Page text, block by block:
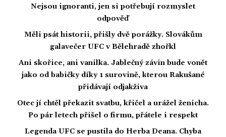
Nejsou ignoranti, jen si potřebují rozmyslet
odpověď
Měli psát historii, přišly dvě porážky. Slovákům
galavečer UFC v Bělehradě zhořkl
Ani skořice, ani vanilka. Jablečný závin bude vonět
jako od babičky díky 1 surovině, kterou Rakušané
přidávají odjakživa
Otec jí chtěl překazit svatbu, křičel a urážel ženicha.
Po pár letech přišel o firmu, přátele i respekt
Legenda UFC se pustila do Herba Deana. Chyba